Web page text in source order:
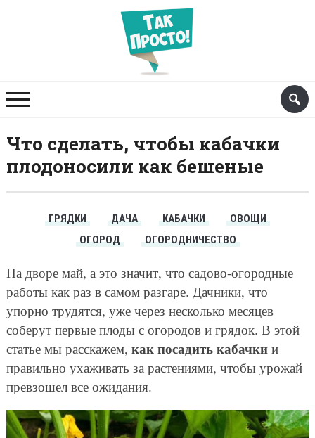
Что сделать, чтобы кабачки
плодоносили как бешеные
ГРЯДКИ ДАЧА КАБАЧКИ
ОВОЩИ
ОГОРОД
ОГОРОДНИЧЕСТВО
На дворе май, а это значит, что садово-огородные
работы как раз в самом разгаре. Дачники, что
упорно трудятся, уже через несколько месяцев
соберут первые плоды с огородов и грядок. В этой
статье мы расскажем, как посадить кабачкии
правильно ухаживать за растениями, чтобы урожай
превзошел все ожидания.